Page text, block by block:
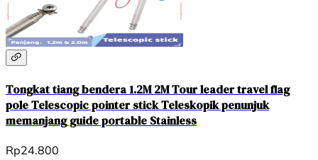
Tongkat tiang bendera 1.2M 2M Tour leader travel flag
pole Telescopic pointer stick Teleskopik penunjuk
memanjang guide portable Stainless
Rp24.800